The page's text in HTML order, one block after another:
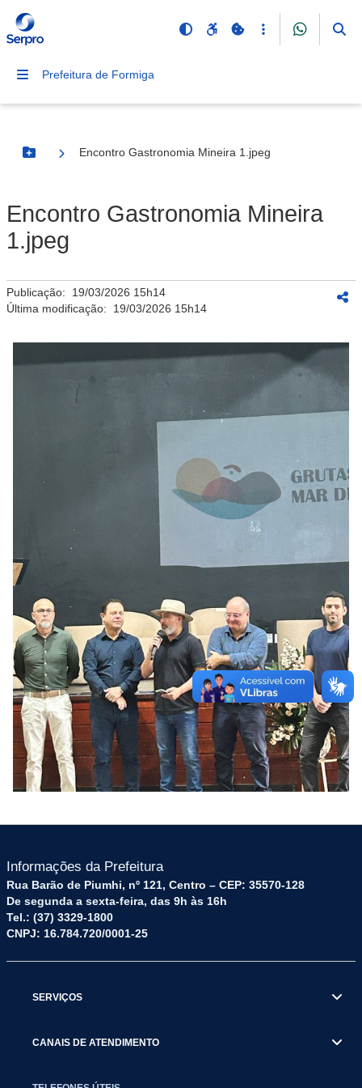
Prefeitura de Formiga
Botão Menu
Encontro Gastronomia Mineira 1.jpeg
Encontro Gastronomia Mineira
1.jpeg
Publicação: 19/03/2026 15h14
Última modificação: 19/03/2026 15h14
Informações da Prefeitura
Rua Barão de Piumhi, nº 121, Centro – CEP: 35570-128
De segunda a sexta-feira, das 9h às 16h
Tel.: (37) 3329-1800
CNPJ: 16.784.720/0001-25
SERVIÇOS
CANAIS DE ATENDIMENTO